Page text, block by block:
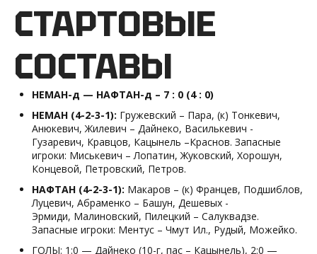
СТАРТОВЫЕ
СОСТАВЫ
НЕМАН-д — НАФТАН-д – 7 : 0 (4 : 0)
НЕМАН (4-2-3-1): Гружевский – Пара, (к) Тонкевич,
Анюкевич, Жилевич – Дайнеко, Василькевич -
Гузаревич, Кравцов, Кацынель –Краснов. Запасные
игроки: Миськевич – Лопатин, Жуковский, Хорошун,
Концевой, Петровский, Петров.
НАФТАН (4-2-3-1): Макаров – (к) Францев, Подшиблов,
Луцевич, Абраменко – Башун, Дешевых -
Эрмиди, Малиновский, Пилецкий – Салуквадзе.
Запасные игроки: Ментус – Чмут Ил., Рудый, Можейко.
ГОЛЫ: 1:0 — Дайнеко (10-г, пас – Кацынель), 2:0 —